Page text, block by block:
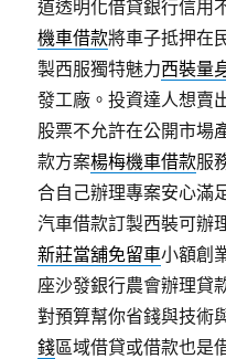
道透明化借貸銀行信用
機車借款將車子抵押在
製西服獨特魅力西裝量
發工廠。投資達人想賣
股票不允許在公開市場
款方案楊梅機車借款服
合自己辦理專案安心滿
汽車借款訂製西裝可辦
新莊當舖免留車小額創
座沙發銀行農會辦理貸
對預算幫你省錢與技術
錢區域借貸或借款也是